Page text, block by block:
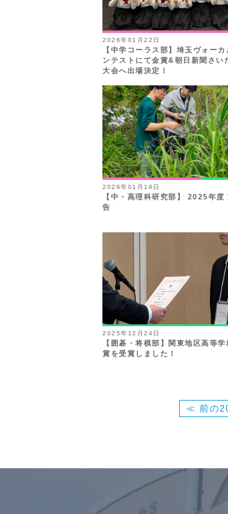
2026年01月22日
【中学コーラス部】埼玉ヴォー
ンテストにて金賞&朝日新聞さい
大会へ出場決定！
2026年01月16日
【中・高理科研究部】 2025年度
告
2025年12月24日
【囲碁・将棋部】関東地区高等
賞を受賞しました！
≪ 前の